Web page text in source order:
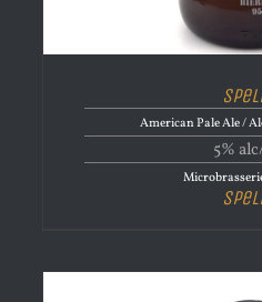
American Pale Ale /
5%